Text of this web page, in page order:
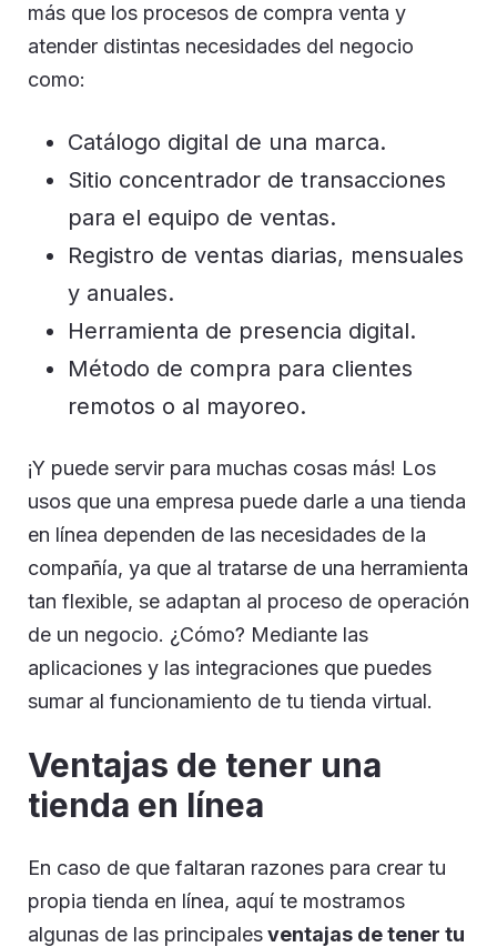
más que los procesos de compra venta y
atender distintas necesidades del negocio
como:
Catálogo digital de una marca.
Sitio concentrador de transacciones
para el equipo de ventas.
Registro de ventas diarias, mensuales
y anuales.
Herramienta de presencia digital.
Método de compra para clientes
remotos o al mayoreo.
¡Y puede servir para muchas cosas más! Los
usos que una empresa puede darle a una tienda
en línea dependen de las necesidades de la
compañía, ya que al tratarse de una herramienta
tan flexible, se adaptan al proceso de operación
de un negocio. ¿Cómo? Mediante las
aplicaciones y las integraciones que puedes
sumar al funcionamiento de tu tienda virtual.
Ventajas de tener una
tienda en línea
En caso de que faltaran razones para crear tu
propia tienda en línea, aquí te mostramos
algunas de las principalesventajas de tener tu